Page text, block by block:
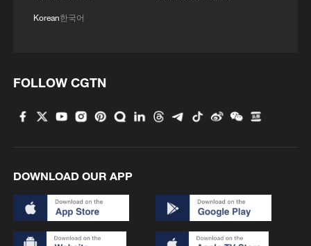
Korean한국어
FOLLOW CGTN
DOWNLOAD OUR APP